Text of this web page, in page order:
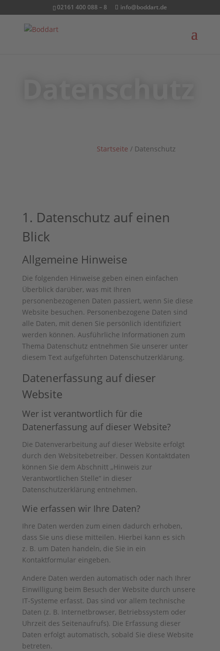
02161 400 088 – 8 info@boddart.de
Startseite / Datenschutz
1. Datenschutz auf einen
Blick
Allgemeine Hinweise
Die folgenden Hinweise geben einen einfachen
Überblick darüber, was mit Ihren
personenbezogenen Daten passiert, wenn Sie diese
Website besuchen. Personenbezogene Daten sind
alle Daten, mit denen Sie persönlich identifiziert
werden können. Ausführliche Informationen zum
Thema Datenschutz entnehmen Sie unserer unter
diesem Text aufgeführten Datenschutzerklärung.
Datenerfassung auf dieser
Website
Wer ist verantwortlich für die
Datenerfassung auf dieser Website?
Die Datenverarbeitung auf dieser Website erfolgt
durch den Websitebetreiber. Dessen Kontaktdaten
können Sie dem Abschnitt „Hinweis zur
Verantwortlichen Stelle“ in dieser
Datenschutzerklärung entnehmen.
Wie erfassen wir Ihre Daten?
Ihre Daten werden zum einen dadurch erhoben,
dass Sie uns diese mitteilen. Hierbei kann es sich
z. B. um Daten handeln, die Sie in ein
Kontaktformular eingeben.
Andere Daten werden automatisch oder nach Ihrer
Einwilligung beim Besuch der Website durch unsere
IT-Systeme erfasst. Das sind vor allem technische
Daten (z. B. Internetbrowser, Betriebssystem oder
Uhrzeit des Seitenaufrufs). Die Erfassung dieser
Daten erfolgt automatisch, sobald Sie diese Website
betreten.